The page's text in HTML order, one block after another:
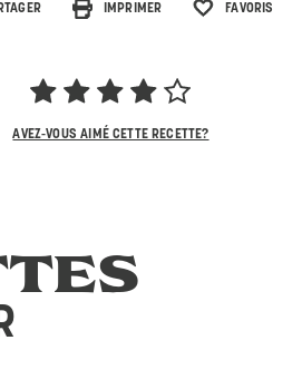
IMPRIMER FAVORIS
AVEZ-VOUS AIMÉ CETTE RECETTE?